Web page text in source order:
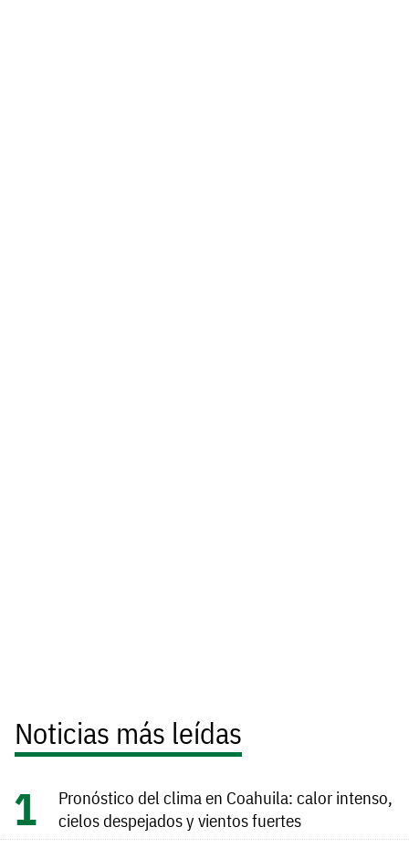
Noticias más leídas
Pronóstico del clima en Coahuila: calor intenso,
cielos despejados y vientos fuertes